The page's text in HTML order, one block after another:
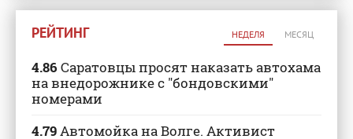
РЕЙТИНГ НЕДЕЛЯ МЕСЯЦ
4.86 Саратовцы просят наказать автохама
на внедорожнике с "бондовскими"
номерами
4.79Автомойка на Волге. Активист